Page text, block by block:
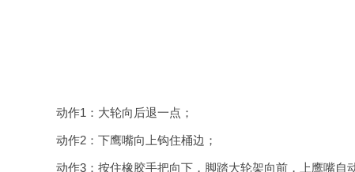
动作1：大轮向后退一点；
动作2：下鹰嘴向上钩住桶边；
动作3：按住橡胶手把向下，脚踏大轮架向前，上鹰嘴自